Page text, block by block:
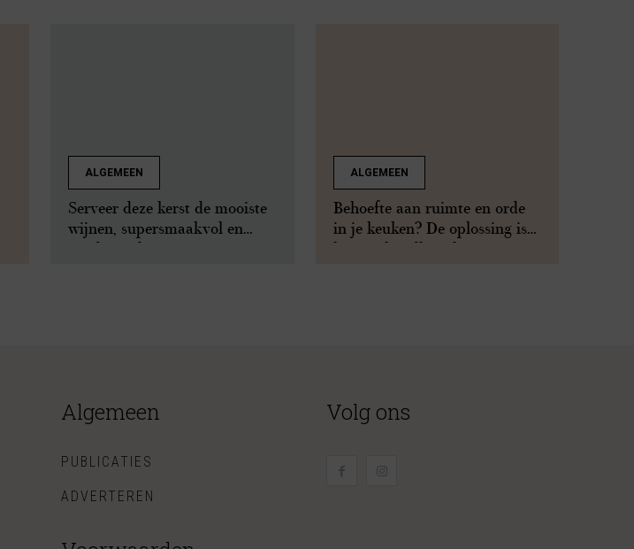
ALGEMEEN
Serveer deze kerst de mooiste
wijnen, supersmaakvol en
ALGEMEEN
Behoefte aan ruimte en orde
in je keuken? De oplossing is
Algemeen
PUBLICATIES
ADVERTEREN
Volg ons